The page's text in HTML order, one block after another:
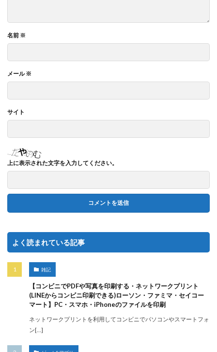
名前 ※
メール※
サイト
上に表示された文字を入力してください。
よく読まれている記事
雑記
【コンビニでPDFや写真を印刷する・ネットワークプリント
(LINEからコンビニ印刷できる)ローソン・ファミマ・セイコー
マート】PC・スマホ・iPhoneのファイルを印刷
ネットワークプリントを利用してコンビニでパソコンやスマートフォ
ン[…]